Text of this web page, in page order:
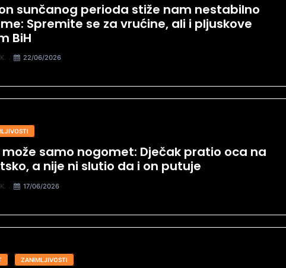
sunčanog perioda stiže nam nestabilno
Spremite se za vrućine, ali i pljuskove
BiH
22/06/2026
može samo nogomet: Dječak pratio oca na
a nije ni slutio da i on putuje
17/06/2026
ZANIMLJIVOSTI